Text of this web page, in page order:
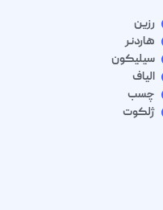
رزین
هاردنر
سیلیکون
الیاف
چسب
ژلکوت